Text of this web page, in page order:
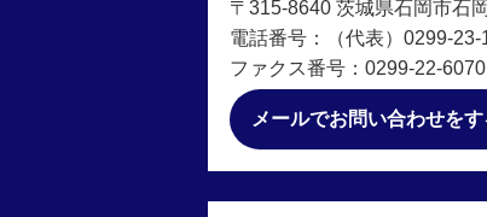
〒315-8640 茨城県石岡市石
電話番号：（代表）0299-
ファクス番号：0299-22-6070
メールでお問い合わせをす